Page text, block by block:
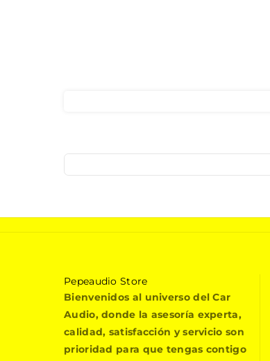
P
e
p
a
u
Pepeaudio Store
Bienvenidos al universo del Car
Audio, donde la asesoría experta,
calidad, satisfacción y servicio son
prioridad para que tengas contigo